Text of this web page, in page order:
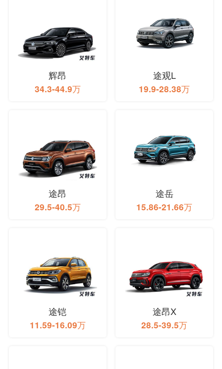
辉昂
34.3-44.9万
途观L
19.9-28.38万
途昂
29.5-40.5万
途岳
15.86-21.66万
途铠
11.59-16.09万
途昂X
28.5-39.5万